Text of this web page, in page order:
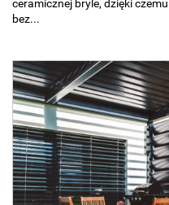
ceramicznej bryle, dzięki
bez...